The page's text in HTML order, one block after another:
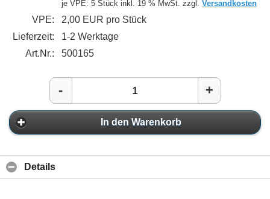
je VPE: 5 Stück inkl. 19 % MwSt. zzgl. Versandkosten
VPE:
2,00 EUR pro Stück
Lieferzeit:
1-2 Werktage
Art.Nr.:
500165
- +
In den Warenkorb
Details